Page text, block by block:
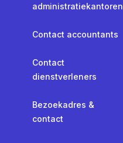
administratiekantoren
Contact accountants
Contact
dienstverleners
Bezoekadres &
contact